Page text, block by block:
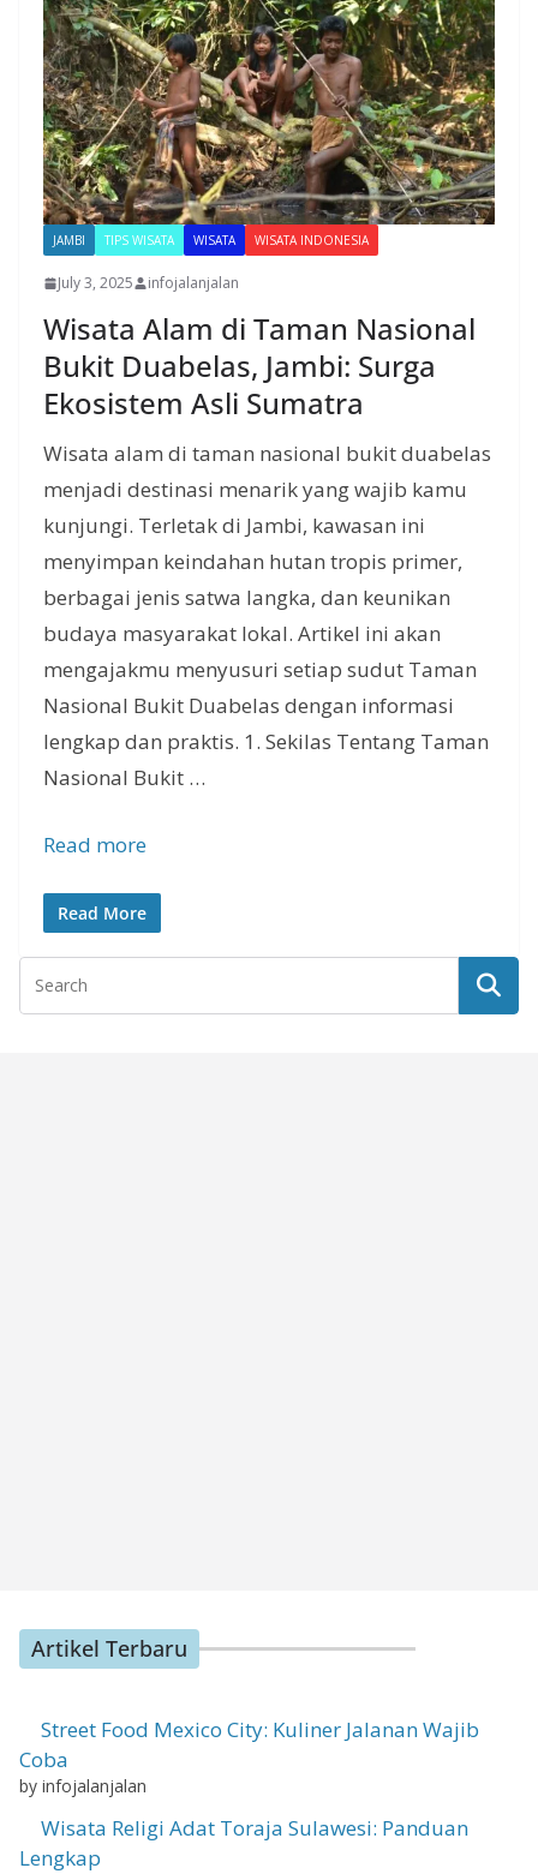
JAMBI TIPS WISATA WISATA WISATA INDONESIA
July 3, 2025 infojalanjalan
Wisata Alam di Taman Nasional
Bukit Duabelas, Jambi: Surga
Ekosistem Asli Sumatra
Wisata alam di taman nasional bukit duabelas
menjadi destinasi menarik yang wajib kamu
kunjungi. Terletak di Jambi, kawasan ini
menyimpan keindahan hutan tropis primer,
berbagai jenis satwa langka, dan keunikan
budaya masyarakat lokal. Artikel ini akan
mengajakmu menyusuri setiap sudut Taman
Nasional Bukit Duabelas dengan informasi
lengkap dan praktis. 1. Sekilas Tentang Taman
Nasional Bukit …
Read more
Read More
Artikel Terbaru
Street Food Mexico City: Kuliner Jalanan Wajib
Coba
by infojalanjalan
Wisata Religi Adat Toraja Sulawesi: Panduan
Lengkap